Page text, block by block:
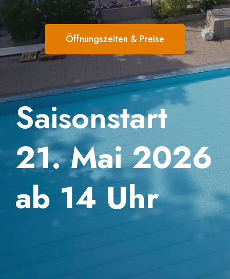
Öffnungszeiten & Preise
Saisonstart
21. Mai 2026
ab 14 Uhr